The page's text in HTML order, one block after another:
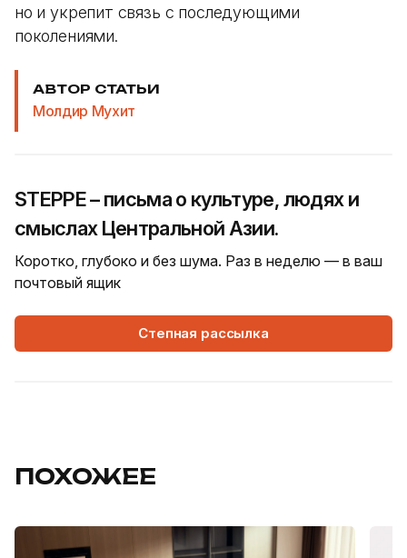
но и укрепит связь с последующими
поколениями.
АВТОР СТАТЬИ
Молдир Мухит
STEPPE – письма о культуре, людях и
смыслах Центральной Азии.
Коротко, глубоко и без шума. Раз в неделю — в ваш
почтовый ящик
Степная рассылка
ПОХОЖЕЕ